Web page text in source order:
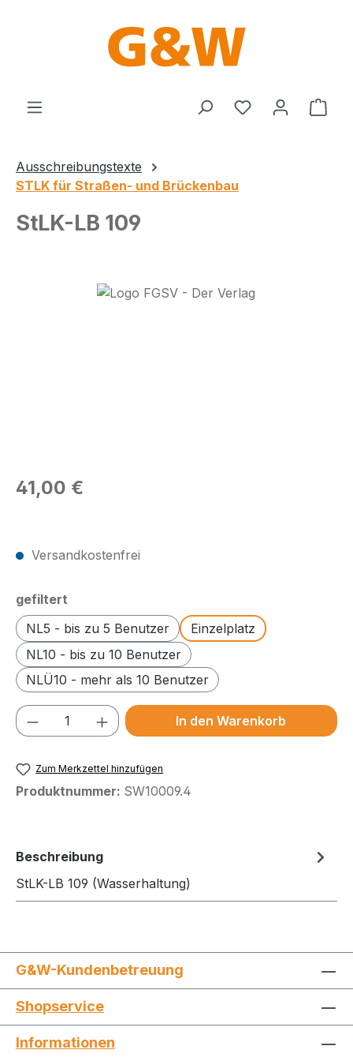
Du hast 0
Ausschreibungstexte
STLK für Straßen- und Brückenbau
StLK-LB 109
Bildergalerie überspringen
Regulärer Preis:
41,00 €
Versandkostenfrei
gefiltert
NL5 - bis zu 5 Benutzer
Einzelplatz
NL10 - bis zu 10 Benutzer
NLÜ10 - mehr als 10 Benutzer
Produkt Anzahl: Gib den gewünschten
In den Warenkorb
Zum Merkzettel hinzufügen
Produktnummer: SW10009.4
Beschreibung
StLK-LB 109 (Wasserhaltung)
G&W-Kundenbetreuung
Shopservice
Informationen